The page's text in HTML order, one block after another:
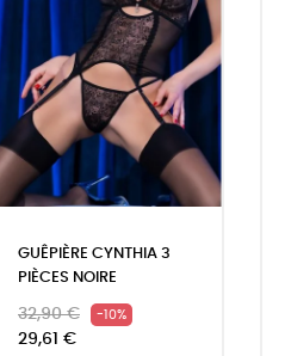
GUÊPIÈRE CYNTHIA 3
PIÈCES NOIRE
32,90 € -10%
29,61 €